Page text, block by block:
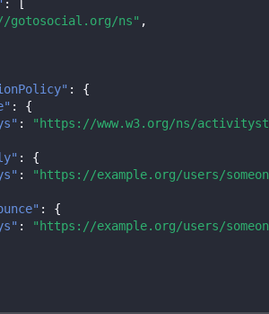
:
[
gotosocial.org/ns" ,
:
{
:
{
:
"https://www.w3.org/ns/
:
{
:
"https://example.org/users/
:
{
:
"https://example.org/users/